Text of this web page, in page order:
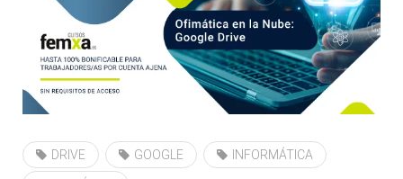
DRIVE GOOGLE INFORMÁTICA